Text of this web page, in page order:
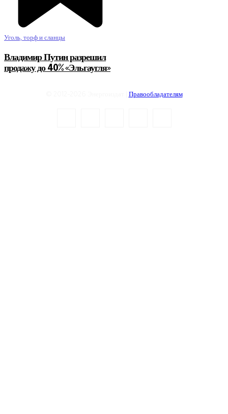
Уголь, торф и сланцы
Владимир Путин разрешил
продажу до 40% «Эльгаугля»
Правообладателям